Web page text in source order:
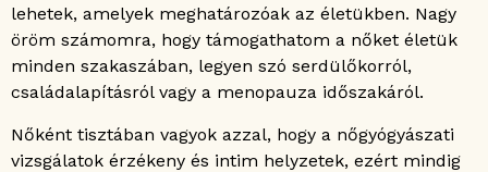
lehetek, amelyek meghatározóak az életükben. Nagy
öröm számomra, hogy támogathatom a nőket életük
minden szakaszában, legyen szó serdülőkorról,
családalapításról vagy a menopauza időszakáról.
Nőként tisztában vagyok azzal, hogy a nőgyógyászati
vizsgálatok érzékeny és intim helyzetek, ezért mindig